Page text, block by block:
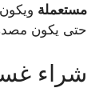
مستعملة
حتى يكون
شراء